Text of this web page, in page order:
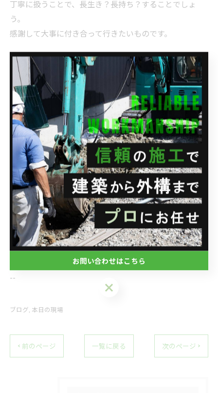
丁寧に扱うことで、長生き？長持ち？することでしょ
う。
感謝して大事に付き合って行きたいものです。
今週もお疲れ様でした。
明日は定休日です。
お問い合わせ等には常時対応しております。
よろしくお願い致します。
--------------------------------------------------------------------
--
株式会社関興業
住所 : 埼玉県さいたま市西区水判土41-1
電話番号 : 048-788-1956
FAX番号 : 048-788-1957
--------------------------------------------------------------------
--
ブログ 本日の現場
< 前のページ 一覧に戻る 次のページ >
お問い合わせはこちら
お問い合わせはこちら